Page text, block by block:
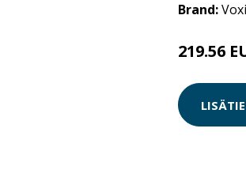
Brand:
219.56